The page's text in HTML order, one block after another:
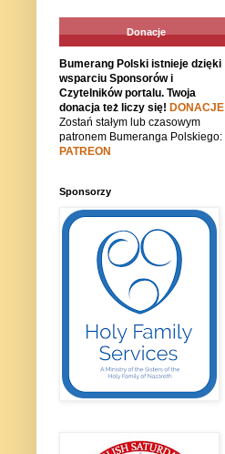
Donacje
Bumerang Polski istnieje dzięki
wsparciu Sponsorów i
Czytelników portalu. Twoja
donacja też liczy się! DONACJE
Zostań stałym lub czasowym
patronem Bumeranga Polskiego:
PATREON
Sponsorzy